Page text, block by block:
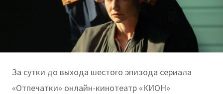
За сутки до выхода шестого эпизода сериала
«Отпечатки» онлайн-кинотеатр «КИОН»